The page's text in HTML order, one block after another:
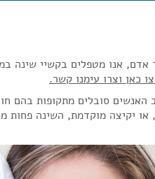
אנו מטפלים בקשיי שינה
כאן וצרו עימנו קשר.
סובלים מתקופות בהם
או יקיצה מוקדמת, השינה פחות